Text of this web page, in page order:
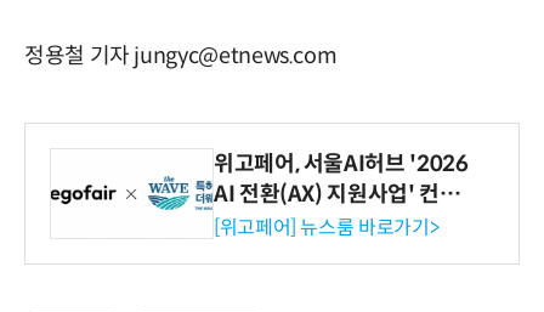
정용철 기자 jungyc@etnews.com
위고페어, 서울AI허브 '2026
AI 전환(AX) 지원사업' 컨소
시엄 선정
[위고페어] 뉴스룸 바로가기>